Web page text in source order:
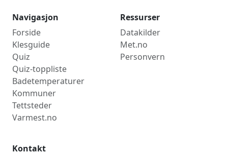
Navigasjon
Forside
Klesguide
Quiz
Quiz-toppliste
Badetemperaturer
Kommuner
Tettsteder
Varmest.no
Ressurser
Datakilder
Met.no
Personvern
Kontakt